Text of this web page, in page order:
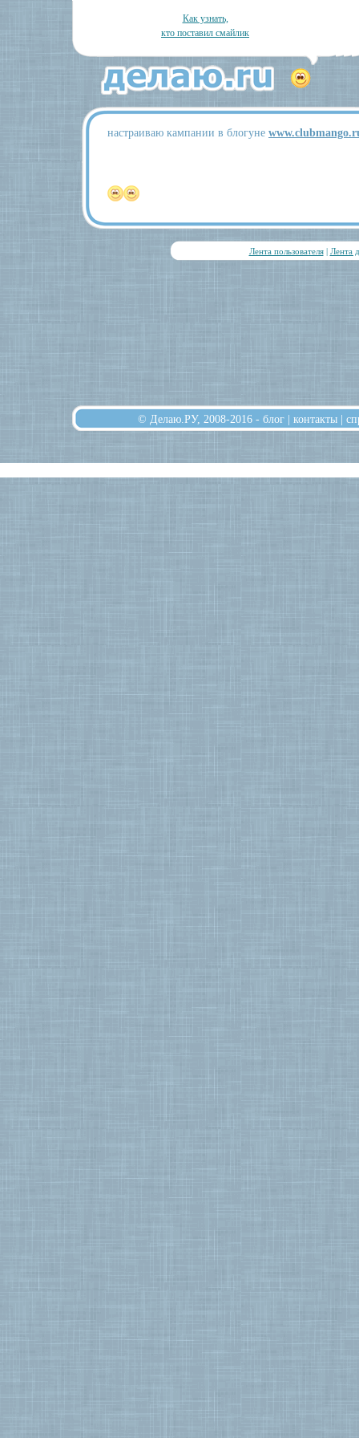
Как узнать,
кто поставил смайлик
настраиваю кампании в блогуне
Лента пользователя| Лента
© Делаю.РУ, 2008-2016 - блог | контакты |